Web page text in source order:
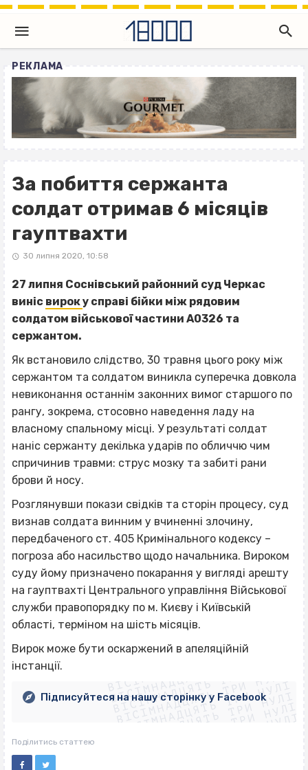
РЕКЛАМА
За побиття сержанта
солдат отримав 6 місяців
гауптвахти
30 липня 2020, 10:58
27 липня Соснівський районний суд Черкас
виніс вироку справі бійки між рядовим
солдатом військової частини А0326 та
сержантом.
Як встановило слідство, 30 травня цього року між
сержантом та солдатом виникла суперечка довкола
невиконання останнім законних вимог старшого по
рангу, зокрема, стосовно наведення ладу на
власному спальному місці. У результаті солдат
наніс сержанту декілька ударів по обличчю чим
спричинив травми: струс мозку та забиті рани
брови й носу.
Розглянувши покази свідків та сторін процесу, суд
визнав солдата винним у вчиненні злочину,
передбаченого ст. 405 Кримінального кодексу –
погроза або насильство щодо начальника. Вироком
суду йому призначено покарання у вигляді арешту
на гауптвахті Центрального управління Військової
служби правопорядку по м. Києву і Київській
області, терміном на шість місяців.
Вирок може бути оскаржений в апеляційній
інстанції.
ВІСІМНАДЦЯТЬ ТРИ НУЛІ
ВІСІМНАДЦЯТЬ ТРИ НУЛІ
ВІСІМНАДЦЯТЬ ТРИ НУЛІ
ВІСІМНАДЦЯТЬ ТРИ НУЛІ
ВІСІМНАДЦЯТЬ ТРИ НУЛІ
ВІСІМНАДЦЯТЬ ТРИ НУЛІ
ВІСІМНАДЦЯТЬ ТРИ НУЛІ
ВІСІМНАДЦЯТЬ ТРИ НУЛІ
Підписуйтеся на нашу сторінку у Facebook
Поділитись статтею